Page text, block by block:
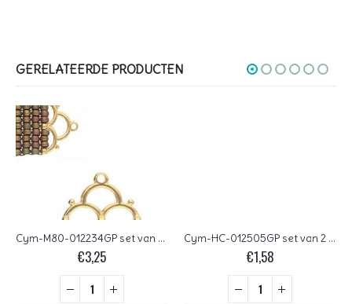
GERELATEERDE PRODUCTEN
Cym-M80-012234GP set van 2 stuks Cymbals Lakos III 24 kt Gold Plated
€3,25
Cym-HC-012505GP set van 2 stuks Cymbals Melanes 24 kt Gold Plated
€1,58